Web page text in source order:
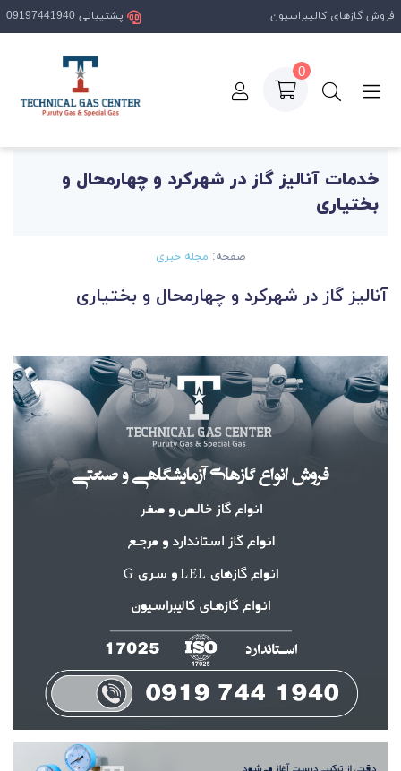
خدمات آنالیز گاز در شهرکرد و چهارمحال و
بختیاری
صفحه: مجله خبری
آنالیز گاز در شهرکرد و چهارمحال و بختیاری
فروش گازهای کالیبراسیون پشتیبانی 09197441940
0